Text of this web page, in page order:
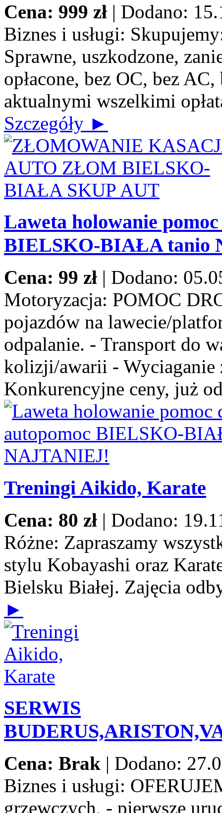
Cena: 999 zł | Dodano:
Biznes i usługi:
Sprawne, uszkodzone,
opłacone, bez OC, bez
aktualnymi wszelkimi
Szczegóły ►
Laweta holowanie
BIELSKO-BIAŁA tanio
Cena: 99 zł | Dodano:
Motoryzacja: POMOC
pojazdów na lawecie/
odpalanie. - Transport do
kolizji/awarii - Wyciaganie
Konkurencyjne ceny, już
Treningi Aikido, Karate
Cena: 80 zł | Dodano:
Różne: Zapraszamy
stylu Kobayashi oraz
Bielsku Białej. Zajęcia
►
SERWIS
Cena: Brak | Dodano:
Biznes i usługi:
grzewczych, - pierwsze